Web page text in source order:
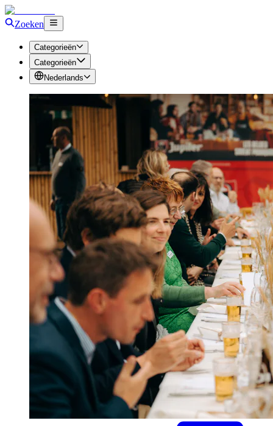
Zoeken
Categorieën
Categorieën
Nederlands